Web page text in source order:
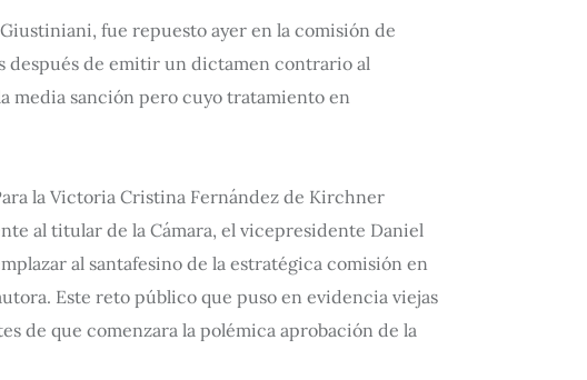
fue repuesto ayer en la comisión de
después de emitir un dictamen contrario al
media sanción pero cuyo tratamiento en
la Victoria Cristina Fernández de Kirchner
al titular de la Cámara, el vicepresidente Daniel
al santafesino de la estratégica comisión en
Este reto público que puso en evidencia viejas
de que comenzara la polémica aprobación de la